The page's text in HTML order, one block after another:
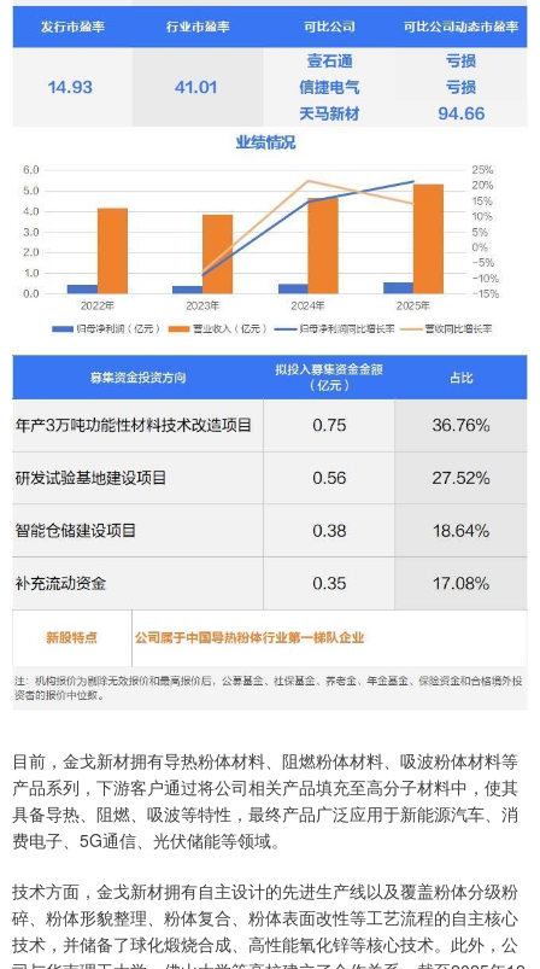
目前，金戈新材拥有导热粉体材料、阻燃粉体材料、吸波粉体材料等
产品系列，下游客户通过将公司相关产品填充至高分子材料中，使其
具备导热、阻燃、吸波等特性，最终产品广泛应用于新能源汽车、消
费电子、5G通信、光伏储能等领域。
技术方面，金戈新材拥有自主设计的先进生产线以及覆盖粉体分级粉
碎、粉体形貌整理、粉体复合、粉体表面改性等工艺流程的自主核心
技术，并储备了球化煅烧合成、高性能氧化锌等核心技术。此外，公